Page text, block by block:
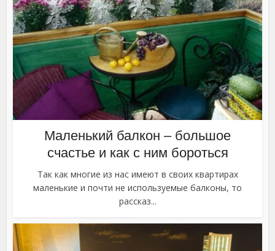
Маленький балкон – большое
счастье и как с ним бороться
Так как многие из нас имеют в своих квартирах
маленькие и почти не используемые балконы, то
рассказ...